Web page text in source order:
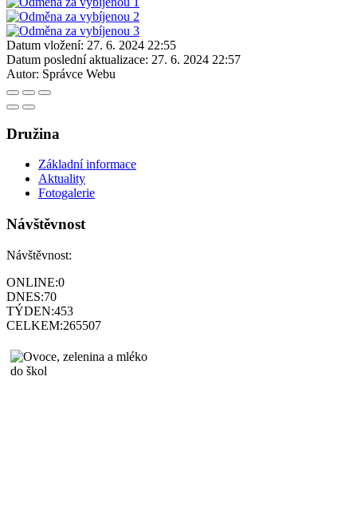
Datum vložení: 27. 6. 2024 22:55
Datum poslední aktualizace: 27. 6. 2024 22:57
Autor: Správce Webu
Družina
Základní informace
Aktuality
Fotogalerie
Návštěvnost
Návštěvnost:
ONLINE:0
DNES:70
TÝDEN:453
CELKEM:265507